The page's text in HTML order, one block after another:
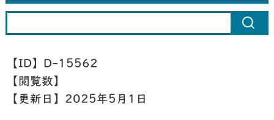
【ID】 D-15562
【閲覧数】
【更新日】 2025年5月1日